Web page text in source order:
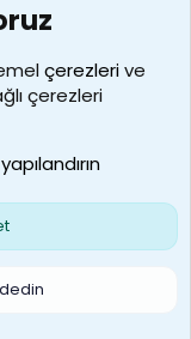
çerezlerive
çerezleri